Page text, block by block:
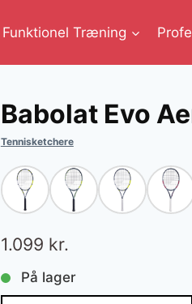
Funktionel Træning
Babolat Evo
Tennisketchere
1.099 kr.
På lager